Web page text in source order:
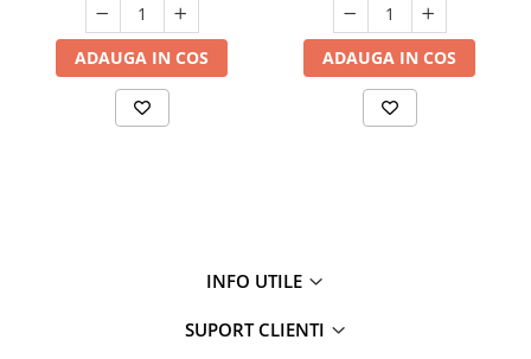
ADAUGA IN COS ADAUGA IN COS
INFO UTILE
SUPORT CLIENTI